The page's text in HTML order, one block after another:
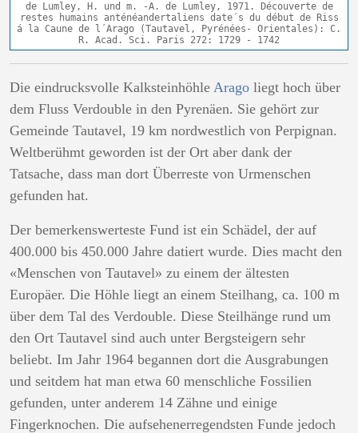
de Lumley, H. und m. -A. de Lumley, 1971. Découverte de
restes humains anténéandertaliens date´s du début de Riss
á la Caune de l´Arago (Tautavel, Pyrénées- Orientales): C.
R. Acad. Sci. Paris 272: 1729 - 1742
Die eindrucksvolle Kalksteinhöhle Arago liegt hoch über
dem Fluss Verdouble in den Pyrenäen. Sie gehört zur
Gemeinde Tautavel, 19 km nordwestlich von Perpignan.
Weltberühmt geworden ist der Ort aber dank der
Tatsache, dass man dort Überreste von Urmenschen
gefunden hat.
Der bemerkenswerteste Fund ist ein Schädel, der auf
400.000 bis 450.000 Jahre datiert wurde. Dies macht den
«Menschen von Tautavel» zu einem der ältesten
Europäer. Die Höhle liegt an einem Steilhang, ca. 100 m
über dem Tal des Verdouble. Diese Steilhänge rund um
den Ort Tautavel sind auch unter Bergsteigern sehr
beliebt. Im Jahr 1964 begannen dort die Ausgrabungen
und seitdem hat man etwa 60 menschliche Fossilien
gefunden, unter anderem 14 Zähne und einige
Fingerknochen. Die aufsehenerregendsten Funde jedoch